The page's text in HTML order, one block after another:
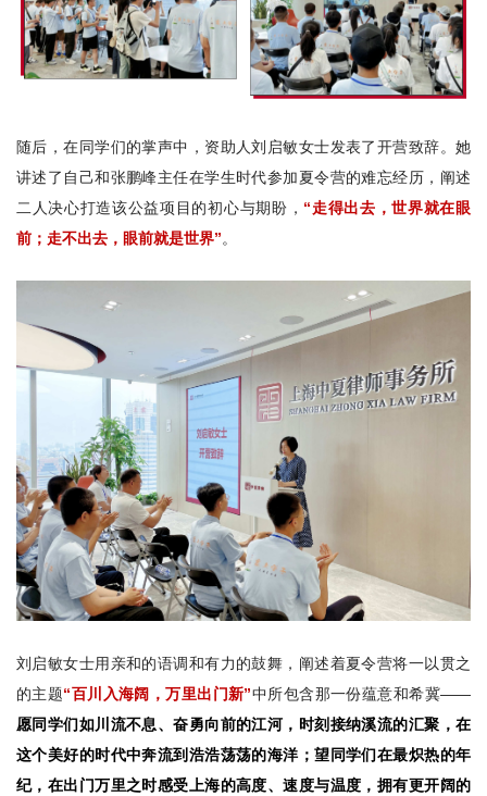
随后，在同学们的掌声中，资助人刘启敏女士发表了开营致辞。她
讲述了自己和张鹏峰主任在学生时代参加夏令营的难忘经历，阐述
二人决心打造该公益项目的初心与期盼， “走得出去，世界就在眼
前；走不出去，眼前就是世界”。
刘启敏女士用亲和的语调和有力的鼓舞，阐述着夏令营将一以贯之
的主题“百川入海阔，万里出门新”中所包含那一份蕴意和希冀——
愿同学们如川流不息、奋勇向前的江河，时刻接纳溪流的汇聚，在
这个美好的时代中奔流到浩浩荡荡的海洋；望同学们在最炽热的年
纪，在出门万里之时感受上海的高度、速度与温度，拥有更开阔的